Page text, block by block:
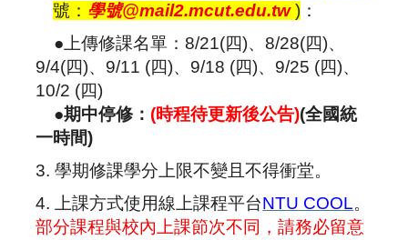
號： 學號@mail2.mcut.edu.tw ) ：
●上傳修課名單：8/21(四)、8/28(四)、
9/4(四)、9/11 (四)、9/18 (四)、9/25 (四)、
10/2 (四)
●期中停修： (時程待更新後公告)(全國統
一時間)
3. 學期修課學分上限不變且不得衝堂。
4.上課方式使用線上課程平台NTU COOL。
部分課程與校內上課節次不同，請務必留意